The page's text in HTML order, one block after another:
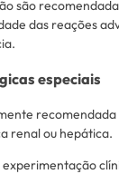
são
das reações
especiais
renal ou hepática.
experimentação